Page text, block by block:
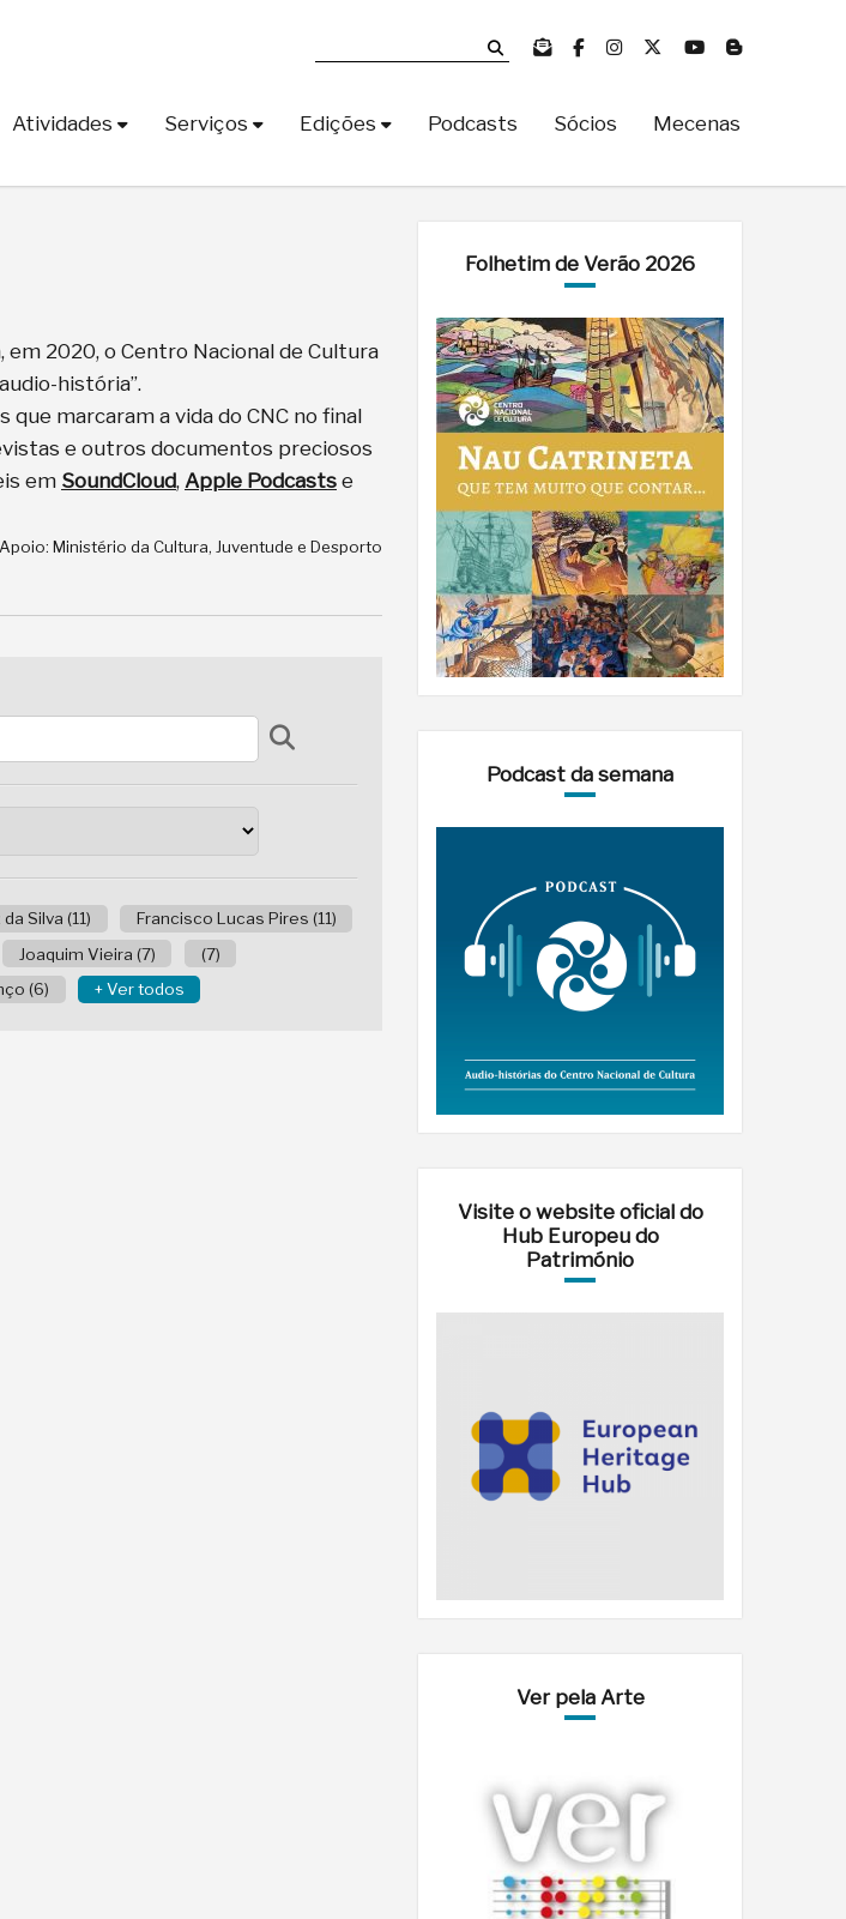
Atividades Serviços Edições Podcasts Sócios Mecenas
em 2020, o Centro Nacional de Cultura
história”.
marcaram a vida do CNC no final
e outros documentos preciosos
em SoundCloud, Apple Podcasts e
Apoio: Ministério da Cultura, Juventude e Desporto
Silva (11)
Francisco Lucas Pires (11)
Joaquim Vieira (7)
(7)
(6) + Ver todos
Folhetim de Verão 2026
Podcast da semana
Visite o website oficial do
Hub Europeu do
Património
Ver pela Arte